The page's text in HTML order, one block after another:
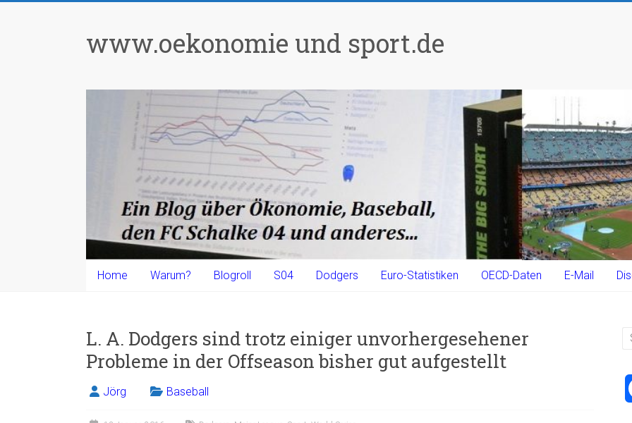
www.oekonomie und sport.de
Home Warum? Blogroll S04 Dodgers Euro-Statistiken OECD-Daten E-Mail
L. A. Dodgers sind trotz einiger unvorhergesehener
Probleme in der Offseason bisher gut aufgestellt
Jörg Baseball